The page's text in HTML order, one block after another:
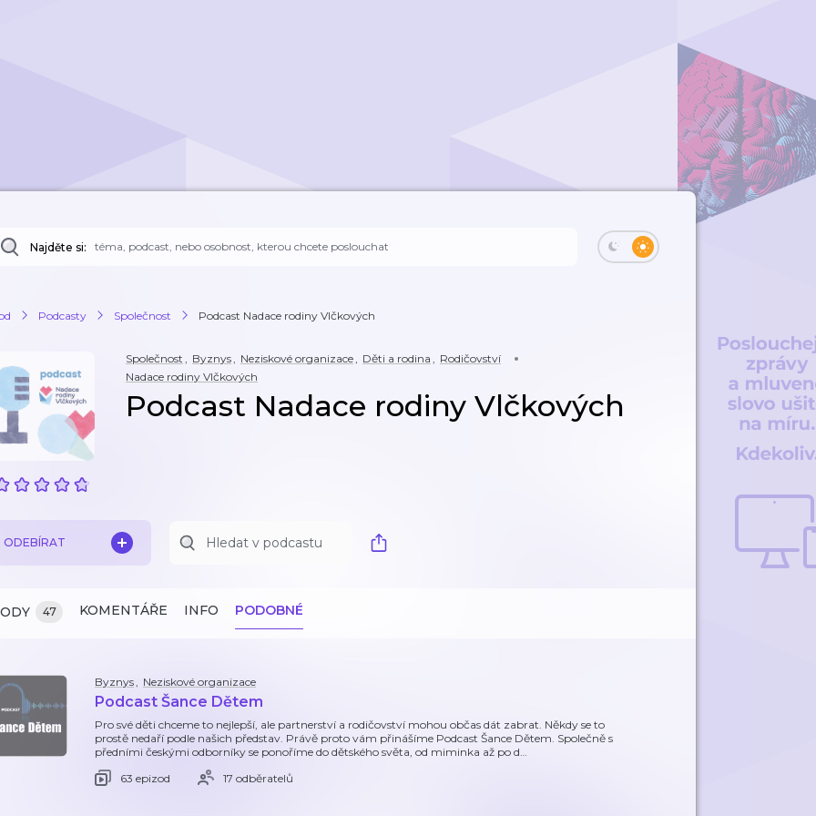
Najděte si:
Podcasty Společnost Podcast Nadace rodiny Vlčkových
Společnost , Byznys, Neziskové organizace, Děti a rodina , Rodičovství
Nadace rodiny Vlčkových
Podcast Nadace rodiny Vlčkových
ODEBÍRAT
47 KOMENTÁŘE INFO PODOBNÉ
Byznys, Neziskové organizace
Podcast Šance Dětem
Pro své děti chceme to nejlepší, ale partnerství a rodičovství mohou občas dát zabrat. Někdy se to
prostě nedaří podle našich představ. Právě proto vám přinášíme Podcast Šance Dětem. Společně s
předními českými odborníky se ponoříme do dětského světa, od miminka až po d…
63 epizod
17 odběratelů